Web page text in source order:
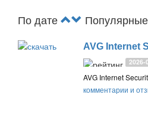
По дате Популярные
AVG Internet
2026-
комментарии и